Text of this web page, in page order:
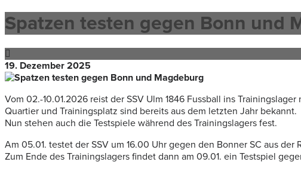
Spatzen testen gegen Bonn und
19. Dezember 2025
Vom 02.-10.01.2026 reist der SSV Ulm 1846 Fussball ins
Quartier und Trainingsplatz sind bereits aus dem letzten Jahr bekannt.
Nun stehen auch die Testspiele während des Trainingslagers fest.
Am 05.01. testet der SSV um 16.00 Uhr gegen den Bonner SC aus der
Zum Ende des Trainingslagers findet dann am 09.01. ein Testspiel